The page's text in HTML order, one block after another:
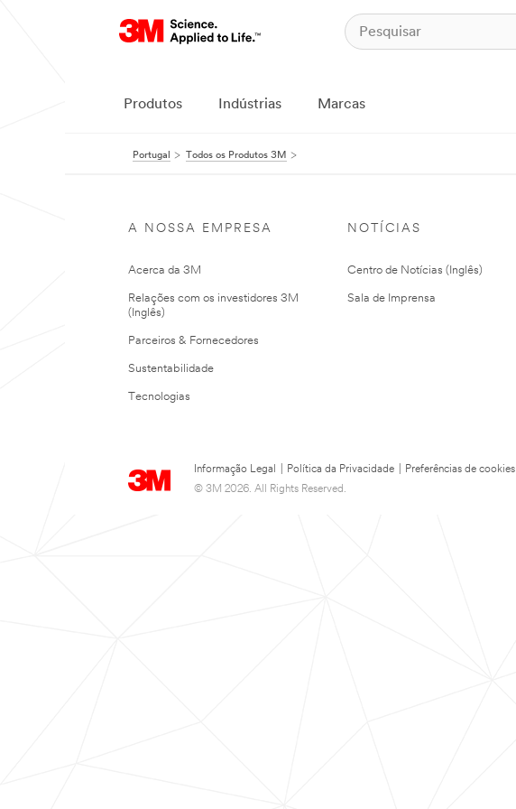
Produtos Indústrias Marcas
Portugal Todos os Produtos 3M
A NOSSA EMPRESA
Acerca da 3M
Relações com os investidores 3M
(Inglês)
Parceiros & Fornecedores
Sustentabilidade
Tecnologias
NOTÍCIAS
Centro de Notícias (Inglês)
Sala de Imprensa
Informação Legal Política da Privacidade
Preferências de cookies
© 3M 2026. All Rights Reserved.